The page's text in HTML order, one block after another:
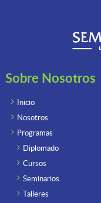
Sobre Nosotros
Inicio
Nosotros
Programas
Diplomado
Cursos
Seminarios
Talleres